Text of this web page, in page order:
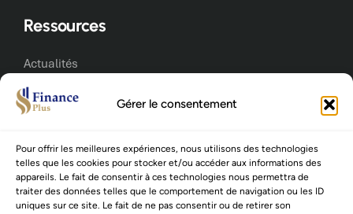
Gérer le consentement
Pour offrir les meilleures expériences, nous utilisons des technologies
telles que les cookies pour stocker et/ou accéder aux informations des
appareils. Le fait de consentir à ces technologies nous permettra de
traiter des données telles que le comportement de navigation ou les ID
uniques sur ce site. Le fait de ne pas consentir ou de retirer son
Ressources
Actualités
Livres blancs
Annonces Fusacq